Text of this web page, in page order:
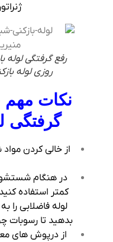
رفع گرفتگی لوله
روزی لوله
نکات مهم
گرفتگی
از خالی کردن
در هنگام
کمتر استفاده
بدهید تا رسوبات
از درپوش های